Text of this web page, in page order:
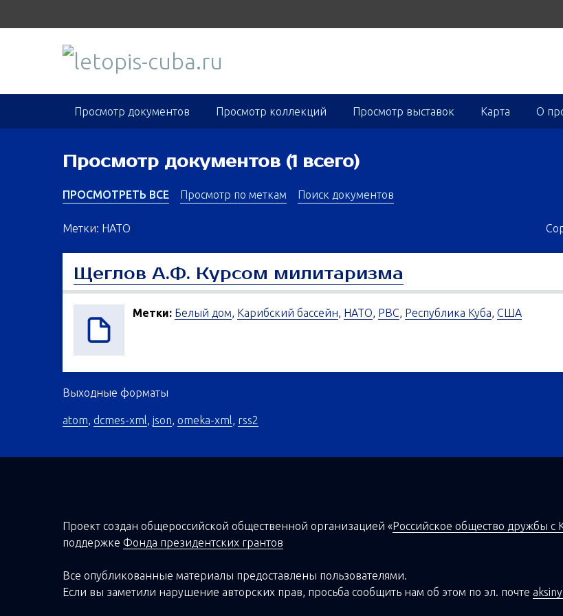
Просмотр документов Просмотр коллекций Просмотр выставок Карта О
Просмотр документов (1 всего)
ПРОСМОТРЕТЬ ВСЕ Просмотр по меткам Поиск документов
Метки: НАТО
Щеглов А.Ф. Курсом милитаризма
Метки: Белый дом, Карибский бассейн, НАТО, РВС, Республика Куба,США
Выходные форматы
atom,dcmes-xml,json,omeka-xml, rss2
Проект создан общероссийской общественной организацией«Российское общество дружбы с
поддержкеФонда президентских грантов
Все опубликованные материалы предоставлены пользователями.
Если вы заметили нарушение авторских прав, просьба сообщить нам об этом по эл. почте